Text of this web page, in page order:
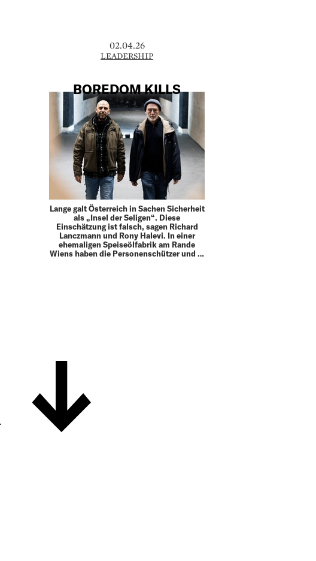
02.04.26
LEADERSHIP
BOREDOM KILLS
Lange galt Österreich in Sachen Sicherheit
als „Insel der Seligen“. Diese
Einschätzung ist falsch, sagen Richard
Lanczmann und Rony Halevi. In einer
ehemaligen Speiseölfabrik am Rande
Wiens haben die Personenschützer und …